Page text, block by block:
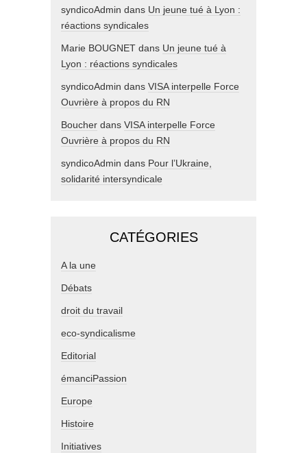
syndicoAdmin dans Un jeune tué à Lyon :
réactions syndicales
Marie BOUGNET dans Un jeune tué à
Lyon : réactions syndicales
syndicoAdmin dans VISA interpelle Force
Ouvrière à propos du RN
Boucher dans VISA interpelle Force
Ouvrière à propos du RN
syndicoAdmin dans Pour l’Ukraine,
solidarité intersyndicale
CATÉGORIES
A la une
Débats
droit du travail
eco-syndicalisme
Editorial
émanciPassion
Europe
Histoire
Initiatives